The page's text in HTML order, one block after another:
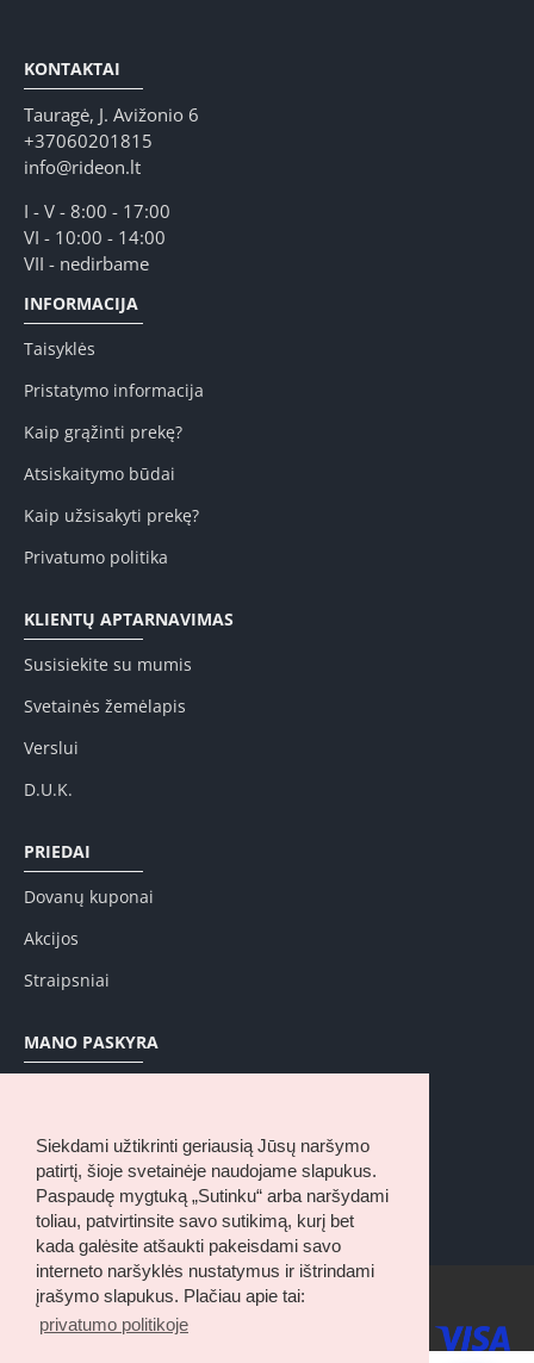
Siekdami užtikrinti geriausią Jūsų naršymo
patirtį, šioje svetainėje naudojame slapukus.
Paspaudę mygtuką „Sutinku“ arba naršydami
toliau, patvirtinsite savo sutikimą, kurį bet
kada galėsite atšaukti pakeisdami savo
interneto naršyklės nustatymus ir ištrindami
įrašymo slapukus. Plačiau apie tai:
privatumo politikoje
KONTAKTAI
Tauragė, J. Avižonio 6
+37060201815
info@rideon.lt
I - V - 8:00 - 17:00
VI - 10:00 - 14:00
VII - nedirbame
INFORMACIJA
Taisyklės
Pristatymo informacija
Kaip grąžinti prekę?
Atsiskaitymo būdai
Kaip užsisakyti prekę?
Privatumo politika
KLIENTŲ APTARNAVIMAS
Susisiekite su mumis
Svetainės žemėlapis
Verslui
D.U.K.
PRIEDAI
Dovanų kuponai
Akcijos
Straipsniai
MANO PASKYRA
Pageidavimų sąrašas
Naujienų prenumerata
© 2025, RideOn.lt, Visos teisės saugomos